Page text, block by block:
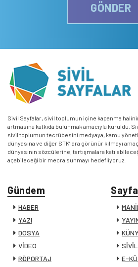
GÖNDER
Sivil Sayfalar, sivil toplumun içine kapanma
artmasına katkıda bulunmak amacıyla kuruldu.
sivil toplumun tecrübesini medyaya, kamu
dünyasına ve diğer STK’lara görünür kılmayı
dünyasının sözcülerine, tartışmalara
açabileceği bir mecra sunmayı hedefliyoruz.
Gündem
HABER
YAZI
DOSYA
VİDEO
RÖPORTAJ
E-